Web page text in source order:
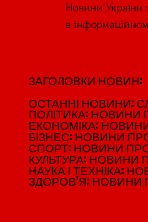
Новини України
в
ЗАГОЛОВКИ НОВИН:
ОСТАННІ НОВИНИ:
ПОЛІТИКА: НОВИНИ
ЕКОНОМІКА:
БІЗНЕС: НОВИНИ
СПОРТ: НОВИНИ ПРО
КУЛЬТУРА: НОВИНИ
НАУКА І ТЕХНІКА:
ЗДОРОВ'Я: НОВИНИ
ЗАГОЛОВКИ НОВИН:
ОСТАННІ НОВИНИ:
ПОЛІТИКА: НОВИНИ
ЕКОНОМІКА:
БІЗНЕС: НОВИНИ
СПОРТ: НОВИНИ ПРО
КУЛЬТУРА: НОВИНИ
НАУКА І ТЕХНІКА:
ЗДОРОВ'Я: НОВИНИ